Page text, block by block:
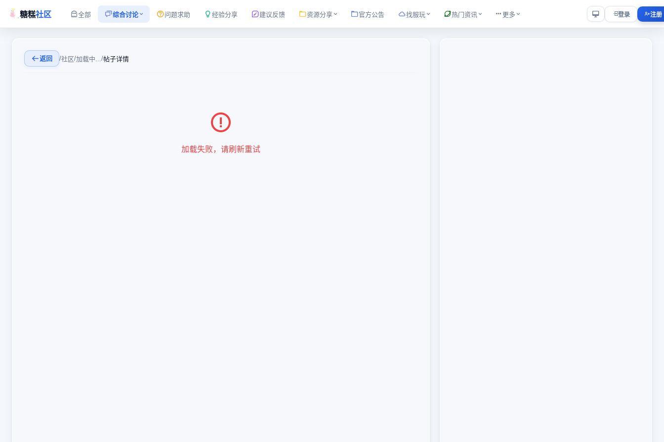
糖糕社区 全部 综合讨论 问题求助 经验分享 建议反馈 资源分享 官方公告 找服玩 热门资讯 更多 登录 注册
返回 /社区/加载中.../帖子详情
加载失败，请刷新重试